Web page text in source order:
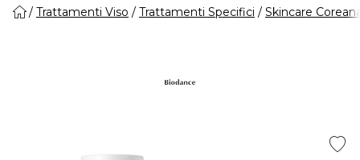
Trattamenti Viso Trattamenti Specifici Skincare